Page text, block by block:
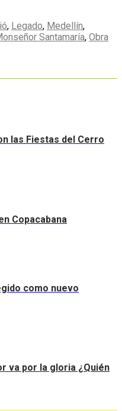
, Legado, Medellín,
Santamaría, Obra
las Fiestas del Cerro
Copacabana
como nuevo
va por la gloria ¿Quién